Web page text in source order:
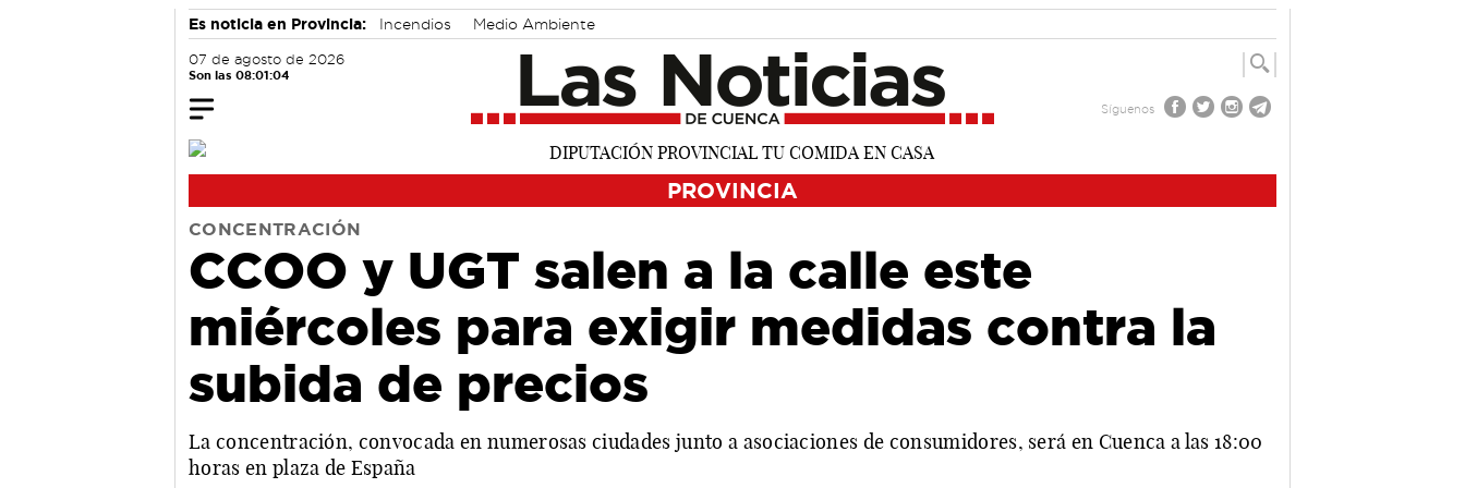
Es noticia en Provincia: Incendios Medio Ambiente
07 de agosto de 2026
Son las 08:01:05
Síguenos
PROVINCIA
CONCENTRACIÓN
CCOO y UGT salen a la calle este
miércoles para exigir medidas contra la
subida de precios
La concentración, convocada en numerosas ciudades junto a asociaciones de consumidores, será en Cuenca a las 18:00
horas en plaza de España